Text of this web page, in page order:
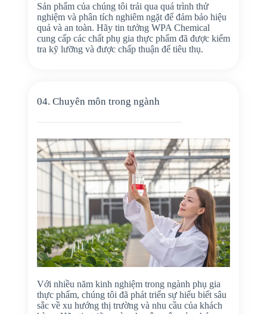
Sản phẩm của chúng tôi trải qua quá trình thử
nghiệm và phân tích nghiêm ngặt để đảm bảo hiệu
quả và an toàn. Hãy tin tưởng WPA Chemical
cung cấp các chất phụ gia thực phẩm đã được kiểm
tra kỹ lưỡng và được chấp thuận để tiêu thụ.
04. Chuyên môn trong ngành
Với nhiều năm kinh nghiệm trong ngành phụ gia
thực phẩm, chúng tôi đã phát triển sự hiểu biết sâu
sắc về xu hướng thị trường và nhu cầu của khách